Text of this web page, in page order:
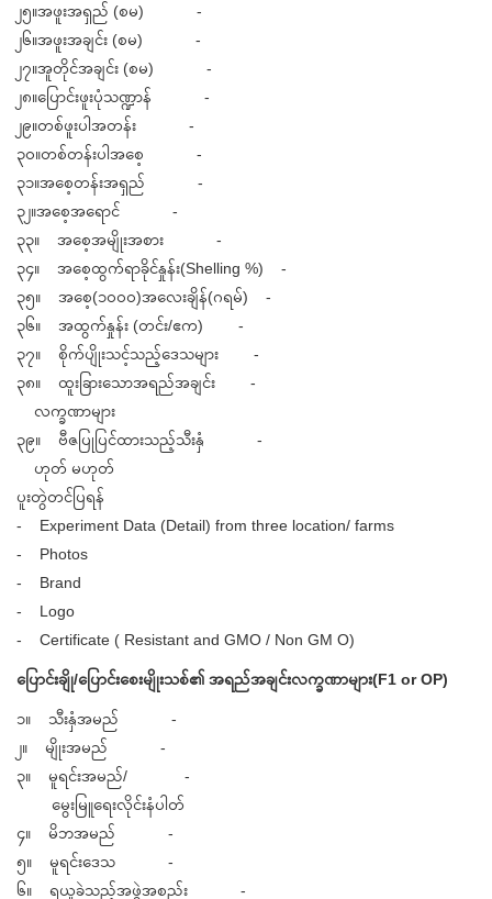
၂၅။အဖူးအရှည် (စမ) -
၂၆။အဖူးအချင်း (စမ) -
၂၇။အူတိုင်အချင်း (စမ) -
၂၈။ပြောင်းဖူးပုံသဏ္ဍာန် -
၂၉။တစ်ဖူးပါအတန်း -
၃၀။တစ်တန်းပါအစေ့ -
၃၁။အစေ့တန်းအရှည် -
၃၂။အစေ့အရောင် -
၃၃။ အစေ့အမျိုးအစား -
၃၄။ အစေ့ထွက်ရာခိုင်နှုန်း(Shelling %) -
၃၅။ အစေ့(၁၀၀၀)အလေးချိန်(ဂရမ်) -
၃၆။ အထွက်နှုန်း (တင်း/ဧက) -
၃၇။ စိုက်ပျိုးသင့်သည့်ဒေသများ -
၃၈။ ထူးခြားသောအရည်အချင်း -
လက္ခဏာများ
၃၉။ ဗီဇပြုပြင်ထားသည့်သီးနှံ -
ဟုတ် မဟုတ်
ပူးတွဲတင်ပြရန်
- Experiment Data (Detail) from three location/ farms
- Photos
- Brand
- Logo
- Certificate ( Resistant and GMO / Non GM O)
ပြောင်းချို/ပြောင်းစေးမျိုးသစ်၏ အရည်အချင်းလက္ခဏာများ(F1 or OP)
၁။ သီးနှံအမည် -
၂။ မျိုးအမည် -
၃။ မူရင်းအမည်/ -
မွေးမြူရေးလိုင်းနံပါတ်
၄။ မိဘအမည် -
၅။ မူရင်းဒေသ -
၆။ ရယူခဲ့သည့်အဖွဲ့အစည်း -